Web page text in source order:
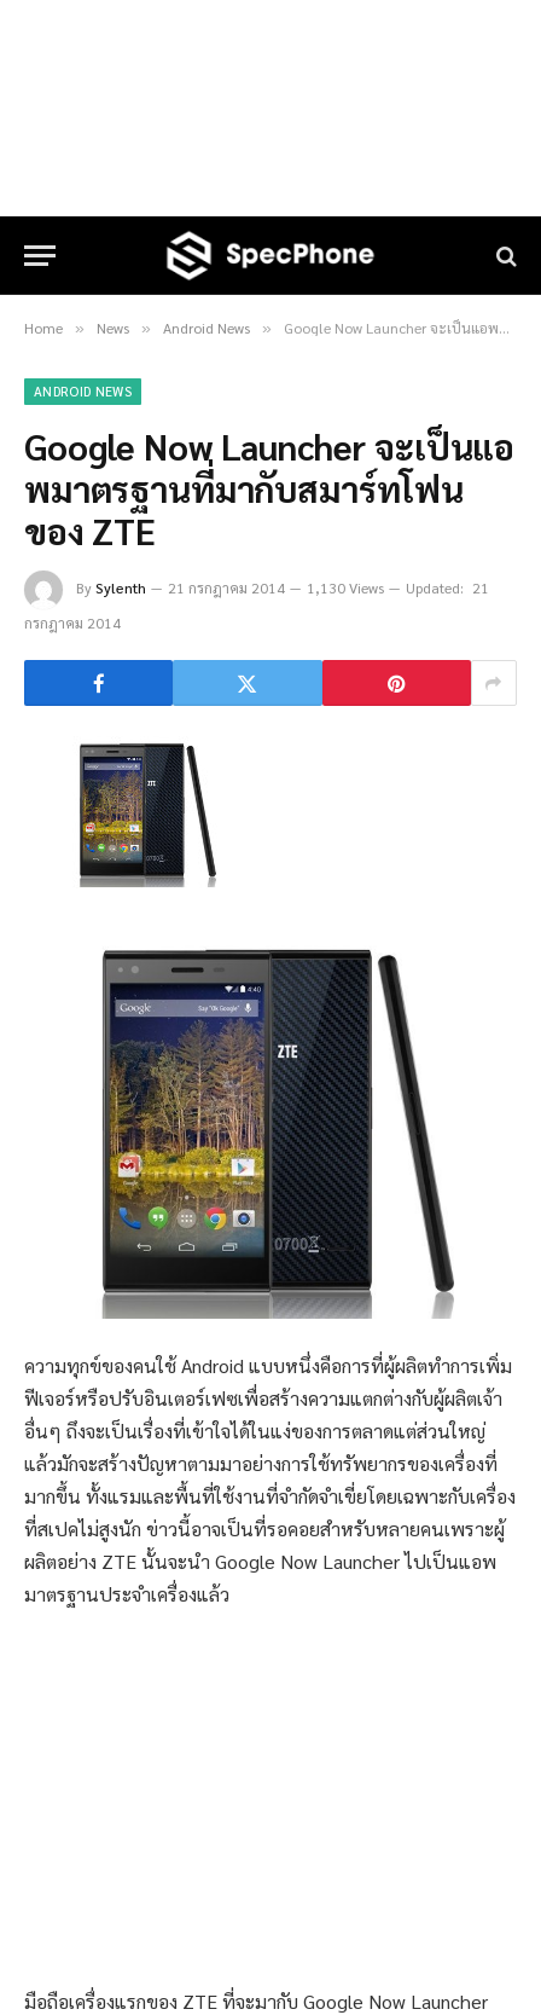
Home » News » Android News » Google Now Launcher จะเป็นแอพมาตรฐานที่มากับสมาร์ทโฟนของ ZTE
ANDROID NEWS
Google Now Launcher จะเป็นแอ
พมาตรฐานที่มากับสมาร์ทโฟน
ของ ZTE
BySylenth 21 กรกฎาคม 2014 1,130 Views Updated: 21
กรกฎาคม 2014
ความทุกข์ของคนใช้ Android แบบหนึ่งคือการที่ผู้ผลิตทำการเพิ่ม
ฟีเจอร์หรือปรับอินเตอร์เฟซเพื่อสร้างความแตกต่างกับผู้ผลิตเจ้า
อื่นๆ ถึงจะเป็นเรื่องที่เข้าใจได้ในแง่ของการตลาดแต่ส่วนใหญ่
แล้วมักจะสร้างปัญหาตามมาอย่างการใช้ทรัพยากรของเครื่องที่
มากขึ้น ทั้งแรมและพื้นที่ใช้งานที่จำกัดจำเขี่ยโดยเฉพาะกับเครื่อง
ที่สเปคไม่สูงนัก ข่าวนี้อาจเป็นที่รอคอยสำหรับหลายคนเพราะผู้
ผลิตอย่าง ZTE นั้นจะนำ Google Now Launcher ไปเป็นแอพ
มาตรฐานประจำเครื่องแล้ว
มือถือเครื่องแรกของ ZTE ที่จะมากับ Google Now Launcher